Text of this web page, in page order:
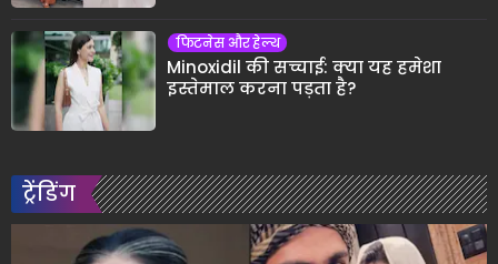
फिटनेस और हेल्थ
Minoxidil की सच्चाई: क्या यह हमेशा
इस्तेमाल करना पड़ता है?
ट्रेंडिंग